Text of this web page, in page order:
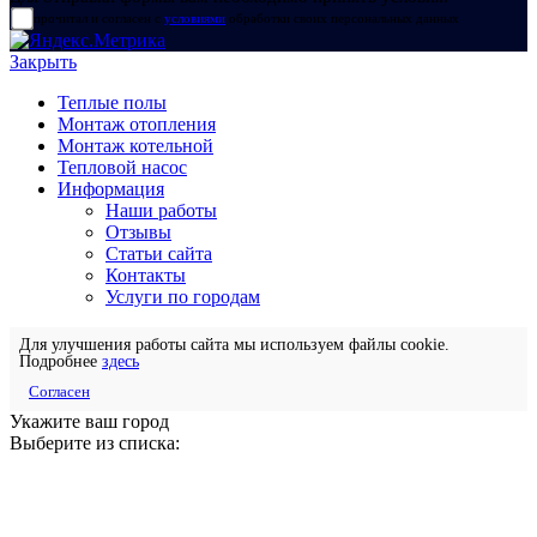
прочитал и согласен с условиями обработки своих персональных данных
Закрыть
Теплые полы
Монтаж отопления
Монтаж котельной
Тепловой насос
Информация
Наши работы
Отзывы
Статьи сайта
Контакты
Услуги по городам
Для улучшения работы сайта мы используем файлы cookie.
Подробнее здесь
Согласен
Укажите ваш город
Выберите из списка: